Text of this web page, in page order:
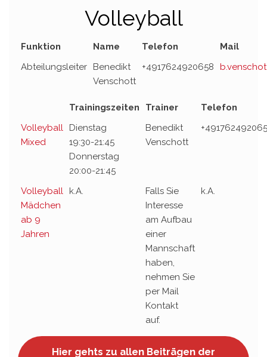
Volleyball
Funktion Name Telefon
Mail
Abteilungsleiter
Benedikt
Venschott
+4917624920658
Trainingszeiten Trainer
Telefon
Volleyball
Mixed
Dienstag
19:30-21:45
Donnerstag
20:00-21:45
Benedikt
Venschott
Volleyball
Mädchen
ab 9
Jahren
k.A.
Falls Sie
Interesse
am Aufbau
einer
Mannschaft
haben,
nehmen Sie
per Mail
Kontakt
auf.
k.A.
Hier gehts zu allen Beiträgen der